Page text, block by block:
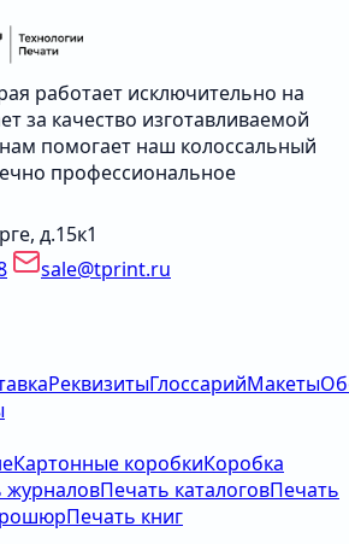
работает исключительно на
за качество изготавливаемой
помогает наш колоссальный
профессиональное
д.15к1
sale@tprint.ru
РеквизитыГлоссарийМакеты
Картонные коробкиКоробка
журналовПечать каталоговПечать
Печать книг